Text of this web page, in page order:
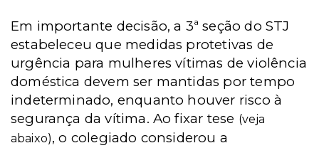
Em importante decisão, a 3ª seção do STJ
estabeleceu que medidas protetivas de
urgência para mulheres vítimas de violência
doméstica devem ser mantidas por tempo
indeterminado, enquanto houver risco à
segurança da vítima. Ao fixar tese (veja
abaixo), o colegiado considerou a